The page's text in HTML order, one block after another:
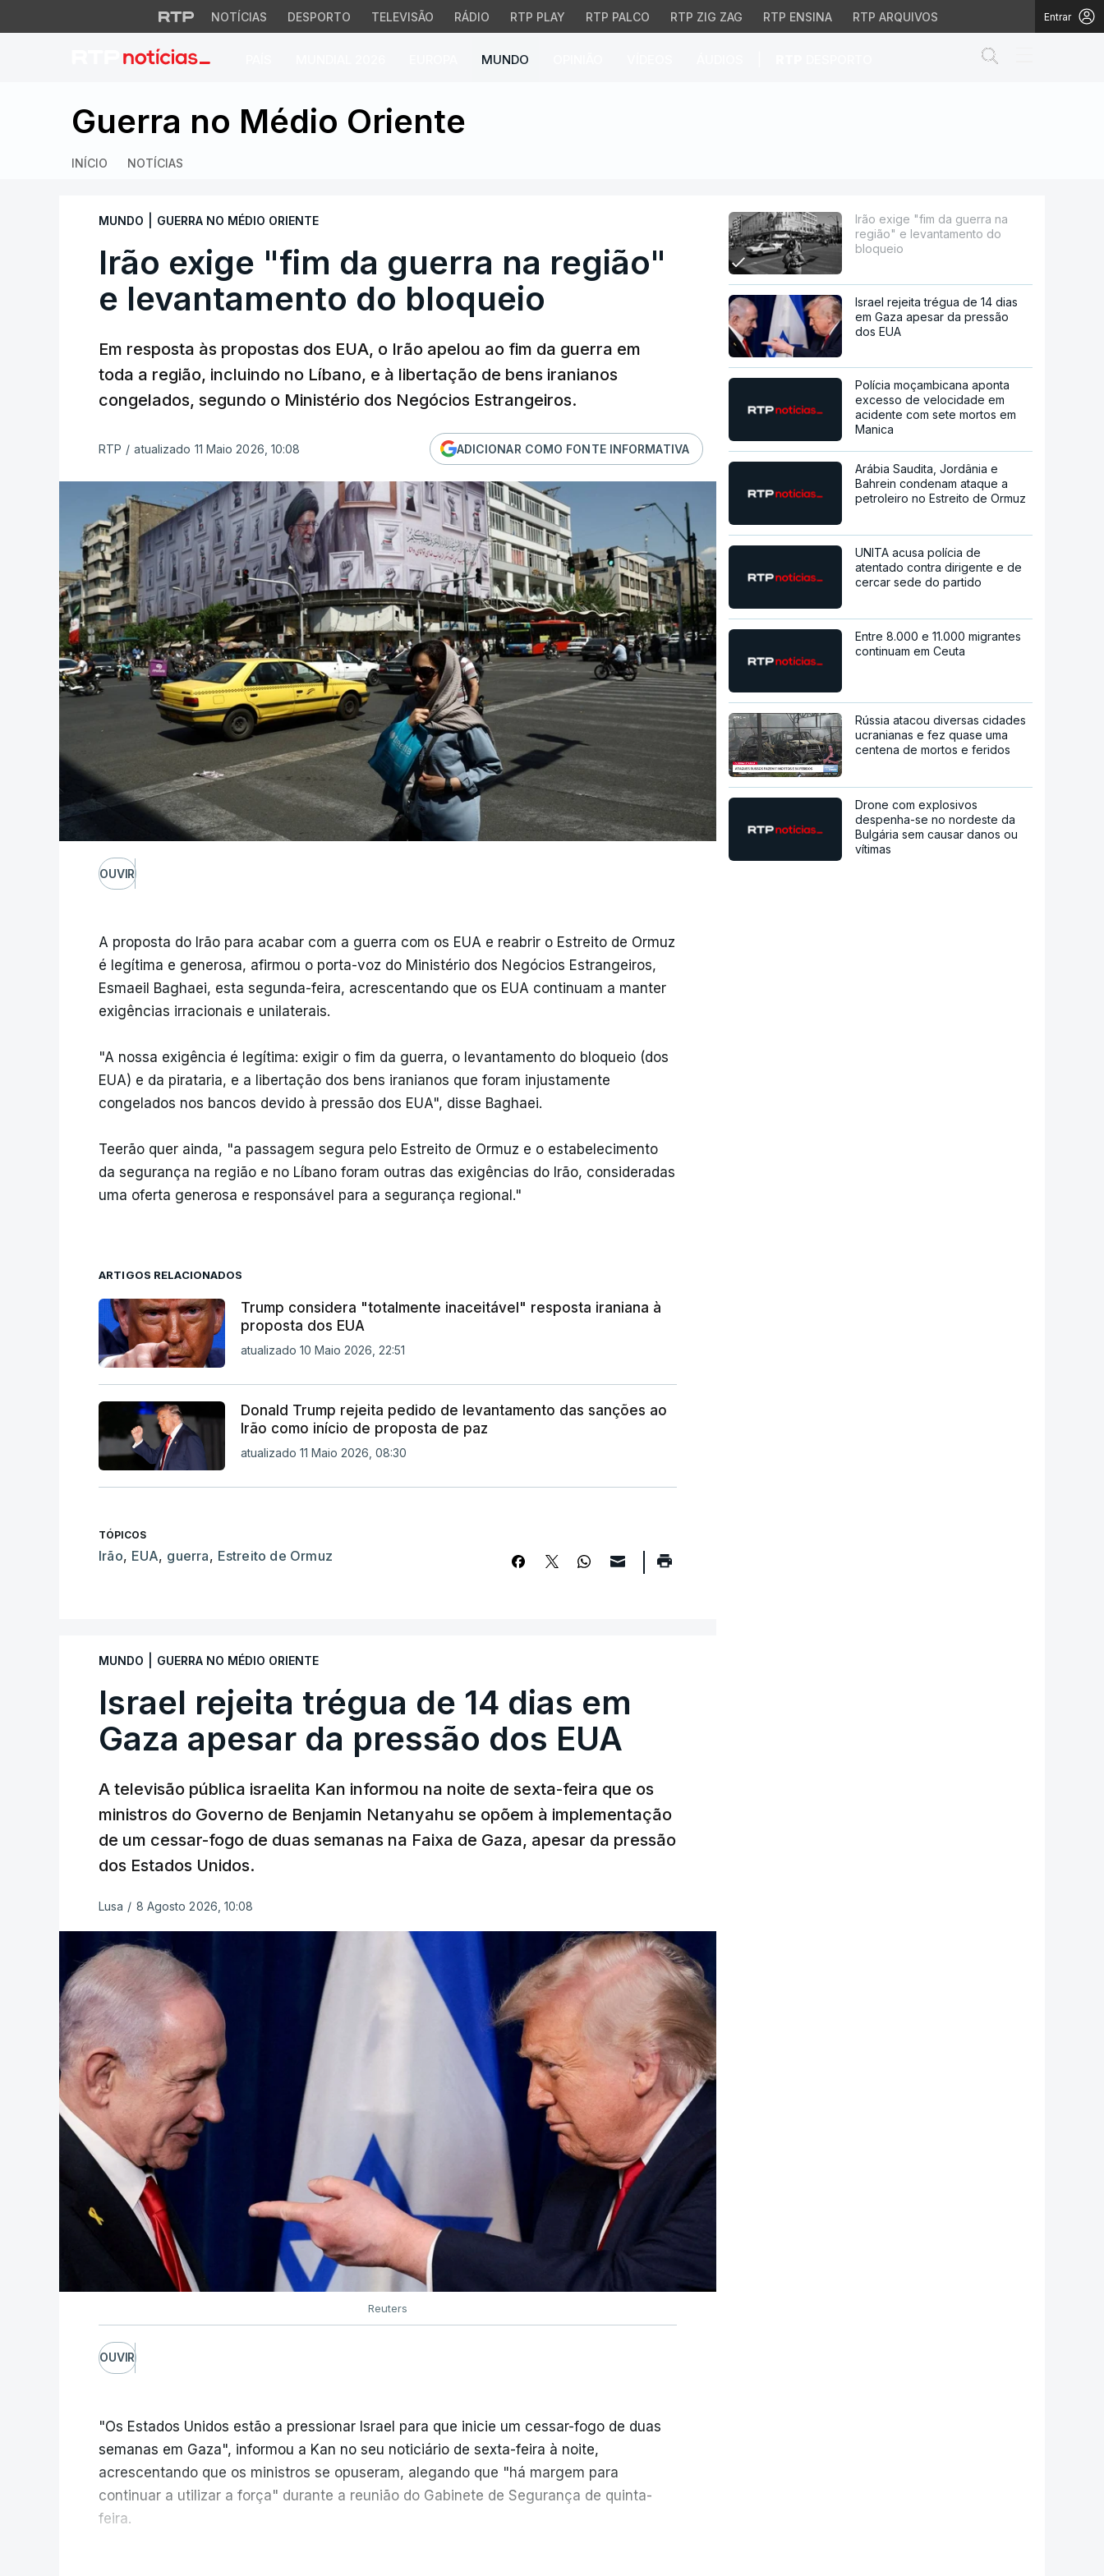
NOTÍCIAS DESPORTO TELEVISÃO RÁDIO RTP PLAY RTP PALCO RTP ZIG ZAG RTP ENSINA RTP ARQUIVOS Entrar
MUNDO
Irão exige "fim da guerra na região" e levantamento do bloqueio
Guerra no Médio Oriente
INÍCIO NOTÍCIAS
MUNDO GUERRA NO MÉDIO ORIENTE
Irão exige "fim da guerra na região"
e levantamento do bloqueio
Em resposta às propostas dos EUA, o Irão apelou ao fim da guerra em
toda a região, incluindo no Líbano, e à libertação de bens iranianos
congelados, segundo o Ministério dos Negócios Estrangeiros.
RTP / atualizado 11 Maio 2026, 10:08 ADICIONAR COMO FONTE INFORMATIVA
OUVIR
A proposta do Irão para acabar com a guerra com os EUA e reabrir o Estreito de Ormuz
é legítima e generosa, afirmou o porta-voz do Ministério dos Negócios Estrangeiros,
Esmaeil Baghaei, esta segunda-feira, acrescentando que os EUA continuam a manter
exigências irracionais e unilaterais.
"A nossa exigência é legítima: exigir o fim da guerra, o levantamento do bloqueio (dos
EUA) e da pirataria, e a libertação dos bens iranianos que foram injustamente
congelados nos bancos devido à pressão dos EUA", disse Baghaei.
Teerão quer ainda, "a passagem segura pelo Estreito de Ormuz e o estabelecimento
da segurança na região e no Líbano foram outras das exigências do Irão, consideradas
uma oferta generosa e responsável para a segurança regional."
ARTIGOS RELACIONADOS
Trump considera "totalmente inaceitável" resposta iraniana à
proposta dos EUA
atualizado 10 Maio 2026, 22:51
Donald Trump rejeita pedido de levantamento das sanções ao
Irão como início de proposta de paz
atualizado 11 Maio 2026, 08:30
TÓPICOS
Irão, EUA, guerra, Estreito de Ormuz
MUNDO GUERRA NO MÉDIO ORIENTE
Israel rejeita trégua de 14 dias em
Gaza apesar da pressão dos EUA
A televisão pública israelita Kan informou na noite de sexta-feira que os
ministros do Governo de Benjamin Netanyahu se opõem à implementação
de um cessar-fogo de duas semanas na Faixa de Gaza, apesar da pressão
dos Estados Unidos.
Lusa / 8 Agosto 2026, 10:08
Reuters
OUVIR
"Os Estados Unidos estão a pressionar Israel para que inicie um cessar-fogo de duas
semanas em Gaza", informou a Kan no seu noticiário de sexta-feira à noite,
acrescentando que os ministros se opuseram, alegando que "há margem para
continuar a utilizar a força" durante a reunião do Gabinete de Segurança de quinta-
feira.
Irão exige "fim da guerra na
região" e levantamento do
bloqueio
Israel rejeita trégua de 14 dias
em Gaza apesar da pressão
dos EUA
Polícia moçambicana aponta
excesso de velocidade em
acidente com sete mortos em
Manica
Arábia Saudita, Jordânia e
Bahrein condenam ataque a
petroleiro no Estreito de Ormuz
UNITA acusa polícia de
atentado contra dirigente e de
cercar sede do partido
Entre 8.000 e 11.000 migrantes
continuam em Ceuta
Rússia atacou diversas cidades
ucranianas e fez quase uma
centena de mortos e feridos
Drone com explosivos
despenha-se no nordeste da
Bulgária sem causar danos ou
vítimas